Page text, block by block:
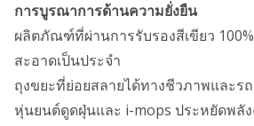
การบูรณาการด้านความยั่งยืน
ผลิตภัณฑ์ที่ผ่านการรับรองสีเขียว
สะอาดเป็นประจํา
ถุงขยะที่ย่อยสลายได้ทางชีวภาพและรถ
หุ่นยนต์ดูดฝุ่นและ i-mops ประหยัดพลั